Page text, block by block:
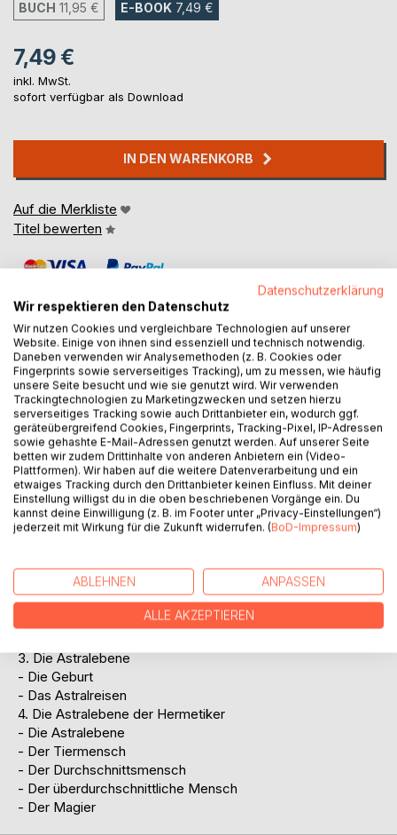
BUCH 11,95 € E-BOOK 7,49 €
7,49 €
inkl. MwSt.
sofort verfügbar als Download
IN DEN WARENKORB
Auf die Merkliste
Titel bewerten
BESCHREIBUNG
Dieses Buch zeigt die hermetischen Mysterien und
Gesetze des Todes und des Überganges in das jenseitige
Reich. Über die Geheimnisse dieser Astralebene werden
Dinge berichtet, die bis jetzt völlig unbekannt sind und nicht
nur den Schüler der Lehren des Franz Bardon betreffen,
sondern jeden Suchenden mit Erkenntnis und Wissen
bereichern.
Inhaltsangabe:
Einleitung
3. Die Astralebene
- Die Geburt
- Das Astralreisen
4. Die Astralebene der Hermetiker
- Die Astralebene
- Der Tiermensch
- Der Durchschnittsmensch
- Der überdurchschnittliche Mensch
- Der Magier
Datenschutzerklärung
Wir respektieren den Datenschutz
Wir nutzen Cookies und vergleichbare Technologien auf unserer
Website. Einige von ihnen sind essenziell und technisch notwendig.
Daneben verwenden wir Analysemethoden (z. B. Cookies oder
Fingerprints sowie serverseitiges Tracking), um zu messen, wie häufig
unsere Seite besucht und wie sie genutzt wird. Wir verwenden
Trackingtechnologien zu Marketingzwecken und setzen hierzu
serverseitiges Tracking sowie auch Drittanbieter ein, wodurch ggf.
geräteübergreifend Cookies, Fingerprints, Tracking-Pixel, IP-Adressen
sowie gehashte E-Mail-Adressen genutzt werden. Auf unserer Seite
betten wir zudem Drittinhalte von anderen Anbietern ein (Video-
Plattformen). Wir haben auf die weitere Datenverarbeitung und ein
etwaiges Tracking durch den Drittanbieter keinen Einfluss. Mit deiner
Einstellung willigst du in die oben beschriebenen Vorgänge ein. Du
kannst deine Einwilligung (z. B. im Footer unter „Privacy-Einstellungen“)
jederzeit mit Wirkung für die Zukunft widerrufen. (BoD-Impressum)
ABLEHNEN ANPASSEN
ALLE AKZEPTIEREN